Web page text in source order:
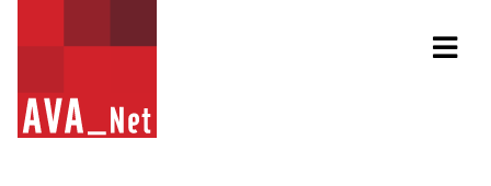
AVA_NET